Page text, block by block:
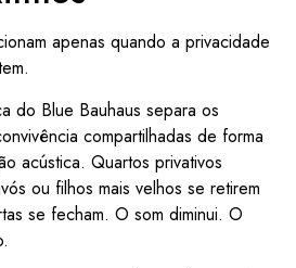
apenas quando a privacidade
do Blue Bauhaus separa os
compartilhadas de forma
acústica. Quartos privativos
ou filhos mais velhos se retirem
se fecham. O som diminui. O